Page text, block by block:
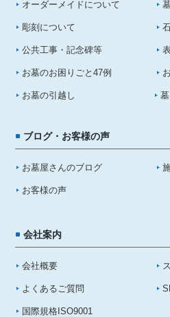
オーダーメイドについて
彫刻について
公共工事・記念碑等
お墓のお困りごと47例
お墓の引越し
ブログ・お客様の声
お墓屋さんのブログ
お客様の声
会社案内
会社概要
よくあるご質問
国際規格ISO9001